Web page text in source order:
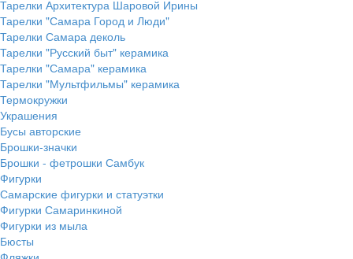
Тарелки Архитектура Шаровой Ирины
Тарелки "Самара Город и Люди"
Тарелки Самара деколь
Тарелки "Русский быт" керамика
Тарелки "Самара" керамика
Тарелки "Мультфильмы" керамика
Термокружки
Украшения
Бусы авторские
Брошки-значки
Брошки - фетрошки Самбук
Фигурки
Самарские фигурки и статуэтки
Фигурки Самаринкиной
Фигурки из мыла
Бюсты